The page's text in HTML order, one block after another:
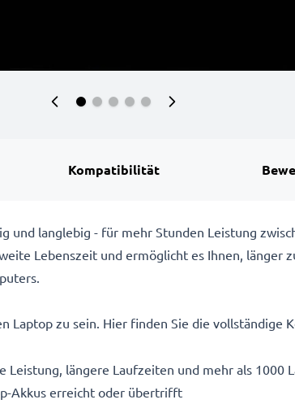
Kompatibilität
und langlebig - für mehr Stunden Leistung
Lebenszeit und ermöglicht es Ihnen, länger
Laptop zu sein. Hier finden Sie die vollständige
Leistung, längere Laufzeiten und mehr als
Akkus erreicht oder übertrifft